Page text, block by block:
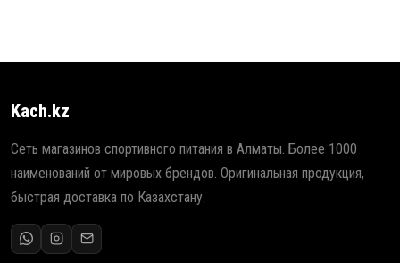
Kach.kz
Сеть магазинов спортивного питания в Алматы. Более 1000
наименований от мировых брендов. Оригинальная продукция,
быстрая доставка по Казахстану.